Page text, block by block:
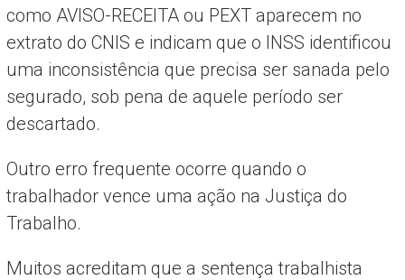
como AVISO-RECEITA ou PEXT aparecem no
extrato do CNIS e indicam que o INSS identificou
uma inconsistência que precisa ser sanada pelo
segurado, sob pena de aquele período ser
descartado.
Outro erro frequente ocorre quando o
trabalhador vence uma ação na Justiça do
Trabalho.
Muitos acreditam que a sentença trabalhista